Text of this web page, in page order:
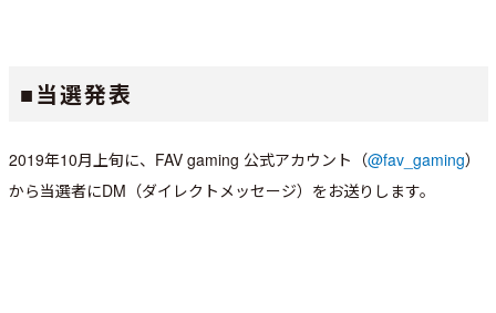
■当選発表
2019年10月上旬に、FAV gaming 公式アカウント（@fav_gaming）
から当選者にDM（ダイレクトメッセージ）をお送りします。